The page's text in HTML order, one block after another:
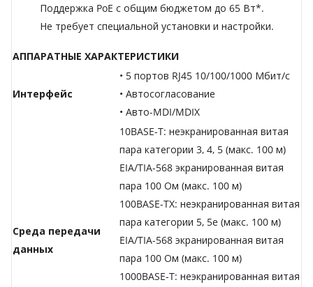
Поддержка PoE с общим бюджетом до 65 Вт*.
Не требует специальной установки и настройки.
АППАРАТНЫЕ ХАРАКТЕРИСТИКИ
Интерфейс
• 5 портов RJ45 10/100/1000 Мбит/с
• Автосогласование
• Авто-MDI/MDIX
Среда передачи
данных
10BASE-T: неэкранированная витая
пара категории 3, 4, 5 (макс. 100 м)
EIA/TIA-568 экранированная витая
пара 100 Ом (макс. 100 м)
100BASE-TX: неэкранированная витая
пара категории 5, 5e (макс. 100 м)
EIA/TIA-568 экранированная витая
пара 100 Ом (макс. 100 м)
1000BASE-T: неэкранированная витая